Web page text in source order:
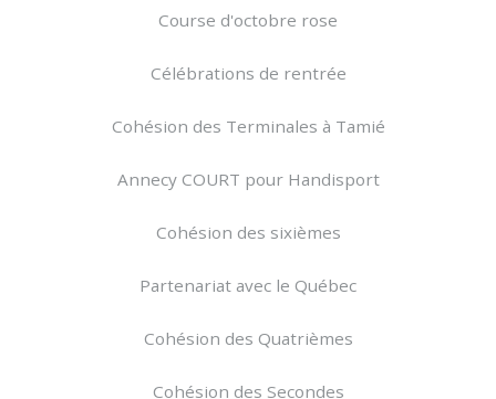
Course d'octobre rose
Célébrations de rentrée
Cohésion des Terminales à Tamié
Annecy COURT pour Handisport
Cohésion des sixièmes
Partenariat avec le Québec
Cohésion des Quatrièmes
Cohésion des Secondes